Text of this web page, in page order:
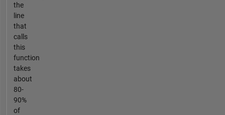
the
line
that
calls
this
function
takes
about
80-
90%
of